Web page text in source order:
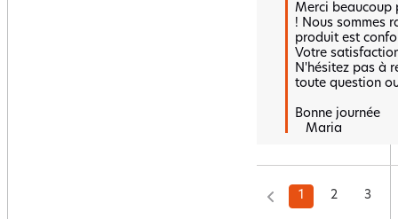
Merci beaucoup
! Nous sommes
produit est
Votre
N'hésitez pas à
toute question
Bonne journée
   Maria
1 2 3